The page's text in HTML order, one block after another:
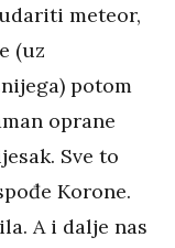
meteor,
(uz
potom
oprane
Sve to
Korone.
A i dalje nas